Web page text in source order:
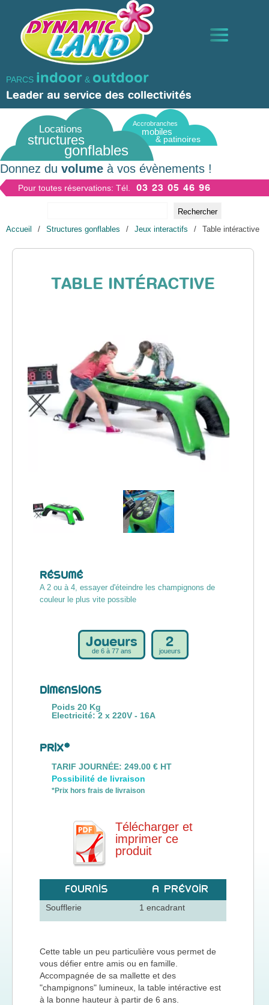
principal
PARCS indoor & outdoor
Leader au service des collectivités
Locations
structures
gonflables
Accrobranches
mobiles
& patinoires
Donnez du volume à vos évènements !
Pour toutes réservations: Tél. 03 23 05 46 96
STRUCTURES GONFLABLES
TRAMPOLINES ET GRIMPES
ANIMATIONS
ACTIVITÉS D’HIVER ET AQUATIQUES
FORMULES & PARCS DE JEUX
Fil
Accueil / Structures gonflables / Jeux interactifs / Table intéractive
TABLE INTÉRACTIVE
RÉSUMÉ
A 2 ou à 4, essayer d'éteindre les champignons de
couleur le plus vite possible
Joueurs
de 6 à 77 ans
2
joueurs
DIMENSIONS
Poids 20 Kg
Electricité: 2 x 220V - 16A
PRIX*
TARIF JOURNÉE: 249.00 € HT
Possibilité de livraison
*Prix hors frais de livraison
Télécharger et
imprimer ce
produit
FOURNIS A PRÉVOIR
Soufflerie 1 encadrant
Cette table un peu particulière vous permet de
vous défier entre amis ou en famille.
Accompagnée de sa mallette et des
"champignons" lumineux, la table intéractive est
à la bonne hauteur à partir de 6 ans.